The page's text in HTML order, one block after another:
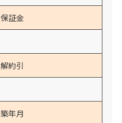
保証金
解約引
築年月